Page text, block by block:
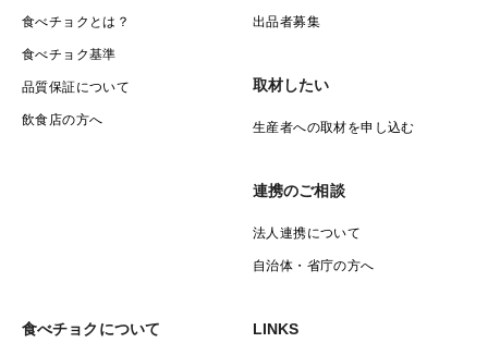
食べチョクとは？
食べチョク基準
品質保証について
飲食店の方へ
出品者募集
取材したい
生産者への取材を申し込む
連携のご相談
法人連携について
自治体・省庁の方へ
食べチョクについて LINKS